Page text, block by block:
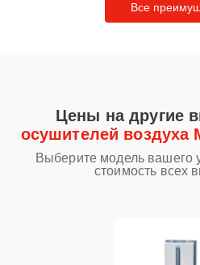
Все
Цены на другие
осушителей воздуха
Выберите модель вашего
стоимость всех